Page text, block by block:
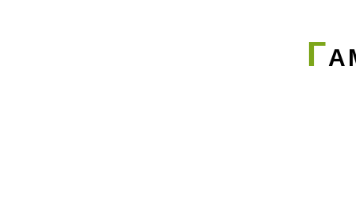
Г